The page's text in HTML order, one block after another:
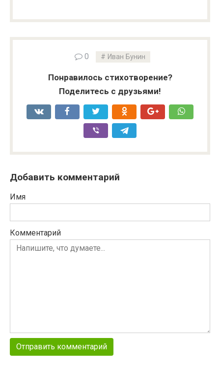
0 Иван Бунин
Понравилось стихотворение?
Поделитесь с друзьями!
Добавить комментарий
Имя
Комментарий